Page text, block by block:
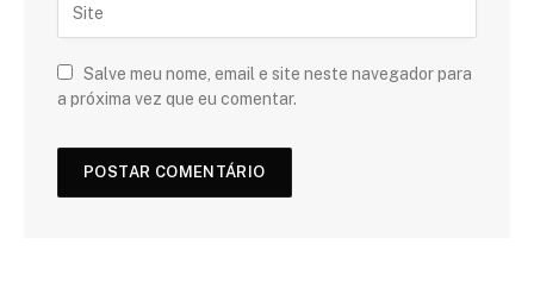
Salve meu nome, email e site neste navegador para
a próxima vez que eu comentar.